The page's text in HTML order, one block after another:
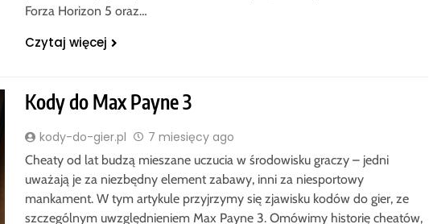
Forza Horizon 5 oraz…
Czytaj więcej
Kody do Max Payne 3
kody-do-gier.pl 7 miesięcy ago
Cheaty od lat budzą mieszane uczucia w środowisku graczy – jedni
uważają je za niezbędny element zabawy, inni za niesportowy
mankament. W tym artykule przyjrzymy się zjawisku kodów do gier, ze
szczególnym uwzględnieniem Max Payne 3. Omówimy historię cheatów,